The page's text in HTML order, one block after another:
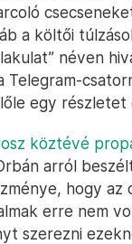
a költői
néven
Telegram-
egy részletet
köztévé
arról
hogy az
erre nem
szerezni